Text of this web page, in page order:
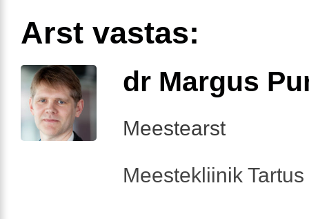
Arst vastas:
dr Margus
Meestearst
Meestekliinik